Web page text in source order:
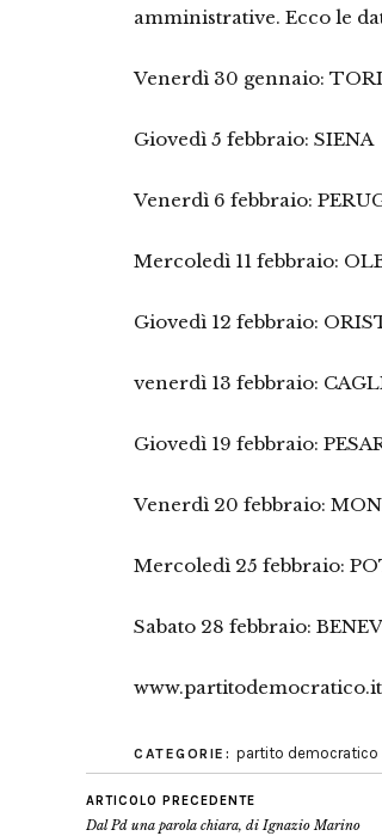
amministrative. Ecco le
Venerdì 30 gennaio:
Giovedì 5 febbraio: SIENA
Venerdì 6 febbraio:
Mercoledì 11 febbraio:
Giovedì 12 febbraio:
venerdì 13 febbraio:
Giovedì 19 febbraio:
Venerdì 20 febbraio:
Mercoledì 25 febbraio:
Sabato 28 febbraio:
www.partitodemocratico.it
CATEGORIE: partito democratico
ARTICOLO PRECEDENTE
Dal Pd una parola chiara, di Ignazio Marino